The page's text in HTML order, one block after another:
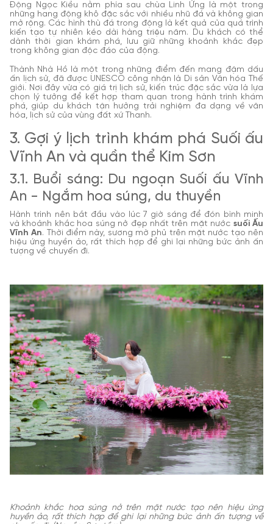
Động Ngọc Kiều nằm phía sau chùa Linh Ứng là một trong
những hang động khô đặc sắc với nhiều nhũ đá và không gian
mở rộng. Các hình thù đá trong động là kết quả của quá trình
kiến tạo tự nhiên kéo dài hàng triệu năm. Du khách có thể
dành thời gian khám phá, lưu giữ những khoảnh khắc đẹp
trong không gian độc đáo của động.
Thành Nhà Hồ là một trong những điểm đến mang đậm dấu
ấn lịch sử, đã được UNESCO công nhận là Di sản Văn hóa Thế
giới. Nơi đây vừa có giá trị lịch sử, kiến trúc đặc sắc vừa là lựa
chọn lý tưởng để kết hợp tham quan trong hành trình khám
phá, giúp du khách tận hưởng trải nghiệm đa dạng về văn
hóa, lịch sử của vùng đất xứ Thanh.
3. Gợi ý lịch trình khám phá Suối ấu
Vĩnh An và quần thể Kim Sơn
3.1. Buổi sáng: Du ngoạn Suối ấu Vĩnh
An - Ngắm hoa súng, du thuyền
Hành trình nên bắt đầu vào lúc 7 giờ sáng để đón bình minh
và khoảnh khắc hoa súng nở đẹp nhất trên mặt nước suối Ấu
Vĩnh An. Thời điểm này, sương mờ phủ trên mặt nước tạo nên
hiệu ứng huyền ảo, rất thích hợp để ghi lại những bức ảnh ấn
tượng về chuyến đi.
Khoảnh khắc hoa súng nở trên mặt nước tạo nên hiệu ứng
huyền ảo, rất thích hợp để ghi lại những bức ảnh ấn tượng về